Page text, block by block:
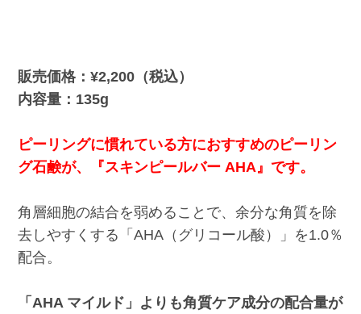
販売価格：¥2,200（税込）
内容量：135g
ピーリングに慣れている方におすすめのピーリン
グ石鹸が、『スキンピールバー AHA』です。
角層細胞の結合を弱めることで、余分な角質を除
去しやすくする「AHA（グリコール酸）」を1.0％
配合。
「AHA マイルド」よりも角質ケア成分の配合量が